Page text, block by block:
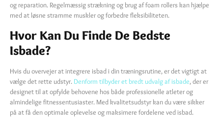
og reparation. Regelmæssig strækning og brug af foam rollers kan hjælpe
med at løsne stramme muskler og forbedre fleksibiliteten.
Hvor Kan Du Finde De Bedste
Isbade?
Hvis du overvejer at integrere isbad i din træningsrutine, er det vigtigt at
vælge det rette udstyr. Denform tilbyder et bredt udvalg af isbade, der er
designet til at opfylde behovene hos både professionelle atleter og
almindelige fitnessentusiaster. Med kvalitetsudstyr kan du være sikker
på at få den optimale oplevelse og maksimere fordelene ved isbad.